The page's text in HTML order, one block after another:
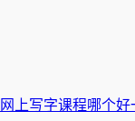
网上写字课程哪个